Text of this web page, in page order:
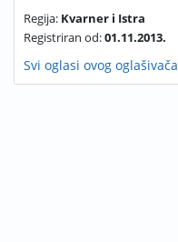
Regija: Kvarner i Istra
Registriran od:01.11.2013.
Svi oglasi ovog oglašivača